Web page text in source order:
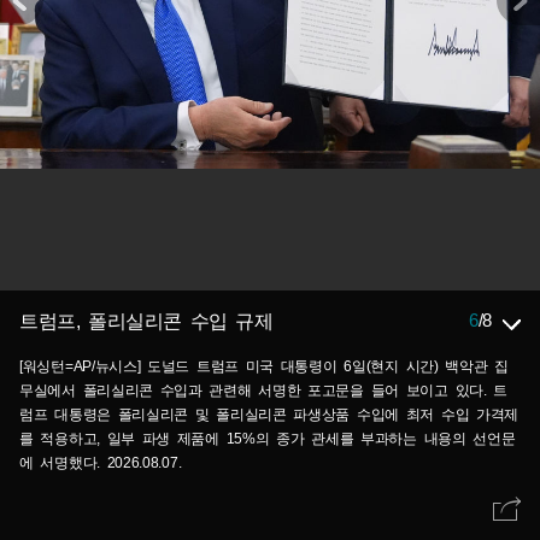
트럼프, 폴리실리콘 수입 규제 6/8
[워싱턴=AP/뉴시스] 도널드 트럼프 미국 대통령이 6일(현지 시간) 백악관 집
무실에서 폴리실리콘 수입과 관련해 서명한 포고문을 들어 보이고 있다. 트
럼프 대통령은 폴리실리콘 및 폴리실리콘 파생상품 수입에 최저 수입 가격제
를 적용하고, 일부 파생 제품에 15%의 종가 관세를 부과하는 내용의 선언문
에 서명했다. 2026.08.07.